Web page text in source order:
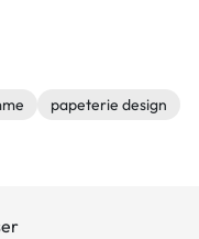
papeterie design